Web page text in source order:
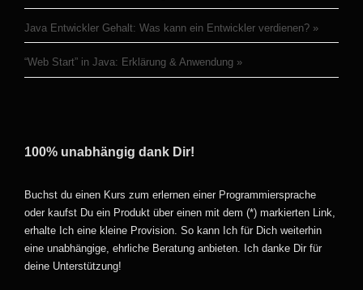
Java Entwickler Gehalt: Was kann ein Entwickler verdienen?
“Web Start” in Java: Erklärung & Anwendung
100% unabhängig dank Dir!
Buchst du einen Kurs zum erlernen einer Programmiersprache
oder kaufst Du ein Produkt über einen mit dem (*) markierten Link,
erhalte Ich eine kleine Provision. So kann Ich für Dich weiterhin
eine unabhängige, ehrliche Beratung anbieten. Ich danke Dir für
deine Unterstützung!